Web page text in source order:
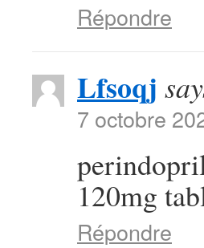
Répondre
Lfsoqj
7 octobre
120mg
Répondre